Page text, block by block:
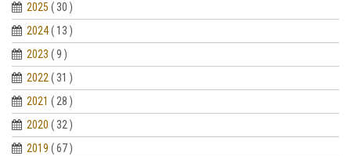
2025 ( 30 )
2024( 13 )
2023 ( 9 )
2022( 31 )
2021 ( 28 )
2020 ( 32 )
2019 ( 67 )